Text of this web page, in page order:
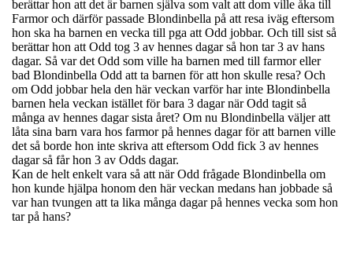
berättar hon att det är barnen själva som valt att dom ville åka till
Farmor och därför passade Blondinbella på att resa iväg eftersom
hon ska ha barnen en vecka till pga att Odd jobbar. Och till sist så
berättar hon att Odd tog 3 av hennes dagar så hon tar 3 av hans
dagar. Så var det Odd som ville ha barnen med till farmor eller
bad Blondinbella Odd att ta barnen för att hon skulle resa? Och
om Odd jobbar hela den här veckan varför har inte Blondinbella
barnen hela veckan istället för bara 3 dagar när Odd tagit så
många av hennes dagar sista året? Om nu Blondinbella väljer att
låta sina barn vara hos farmor på hennes dagar för att barnen ville
det så borde hon inte skriva att eftersom Odd fick 3 av hennes
dagar så får hon 3 av Odds dagar.
Kan de helt enkelt vara så att när Odd frågade Blondinbella om
hon kunde hjälpa honom den här veckan medans han jobbade så
var han tvungen att ta lika många dagar på hennes vecka som hon
tar på hans?